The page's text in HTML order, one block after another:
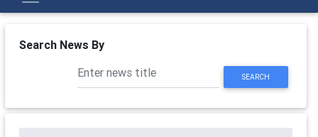
Search News By
SEARCH